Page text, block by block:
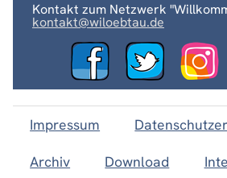
Kontakt zum Netzwerk
kontakt@wiloebtau.de
Impressum
Archiv
Download